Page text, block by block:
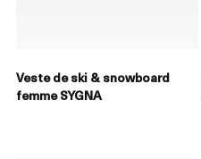
Veste de ski & snowboard
femme SYGNA